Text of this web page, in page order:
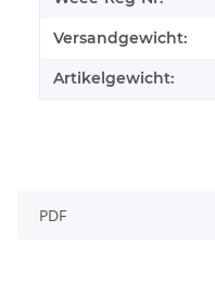
Versandgewicht:
Artikelgewicht:
PDF